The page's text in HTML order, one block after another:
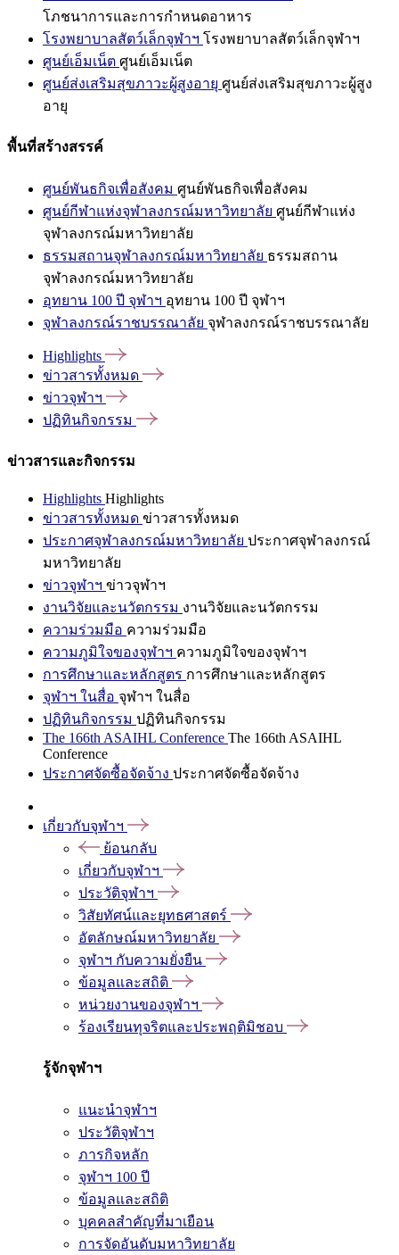
โภชนาการและการกำหนดอาหาร
โรงพยาบาลสัตว์เล็กจุฬาฯ โรงพยาบาลสัตว์เล็กจุฬาฯ
ศูนย์เอ็มเน็ต ศูนย์เอ็มเน็ต
ศูนย์ส่งเสริมสุขภาวะผู้สูงอายุ ศูนย์ส่งเสริมสุขภาวะผู้สูง
อายุ
พื้นที่สร้างสรรค์
ศูนย์พันธกิจเพื่อสังคม ศูนย์พันธกิจเพื่อสังคม
ศูนย์กีฬาแห่งจุฬาลงกรณ์มหาวิทยาลัย ศูนย์กีฬาแห่ง
จุฬาลงกรณ์มหาวิทยาลัย
ธรรมสถานจุฬาลงกรณ์มหาวิทยาลัย ธรรมสถาน
จุฬาลงกรณ์มหาวิทยาลัย
อุทยาน 100 ปี จุฬาฯ อุทยาน 100 ปี จุฬาฯ
จุฬาลงกรณ์ราชบรรณาลัย จุฬาลงกรณ์ราชบรรณาลัย
Highlights
ข่าวสารทั้งหมด
ข่าวจุฬาฯ
ปฏิทินกิจกรรม
ข่าวสารและกิจกรรม
Highlights Highlights
ข่าวสารทั้งหมด ข่าวสารทั้งหมด
ประกาศจุฬาลงกรณ์มหาวิทยาลัย ประกาศจุฬาลงกรณ์
มหาวิทยาลัย
ข่าวจุฬาฯ ข่าวจุฬาฯ
งานวิจัยและนวัตกรรม งานวิจัยและนวัตกรรม
ความร่วมมือ ความร่วมมือ
ความภูมิใจของจุฬาฯ ความภูมิใจของจุฬาฯ
การศึกษาและหลักสูตร การศึกษาและหลักสูตร
จุฬาฯ ในสื่อ จุฬาฯ ในสื่อ
ปฏิทินกิจกรรม ปฏิทินกิจกรรม
The 166th ASAIHL Conference The 166th ASAIHL
Conference
ประกาศจัดซื้อจัดจ้าง ประกาศจัดซื้อจัดจ้าง
เกี่ยวกับจุฬาฯ
ย้อนกลับ
เกี่ยวกับจุฬาฯ
ประวัติจุฬาฯ
วิสัยทัศน์และยุทธศาสตร์
อัตลักษณ์มหาวิทยาลัย
จุฬาฯ กับความยั่งยืน
ข้อมูลและสถิติ
หน่วยงานของจุฬาฯ
ร้องเรียนทุจริตและประพฤติมิชอบ
รู้จักจุฬาฯ
แนะนำจุฬาฯ
ประวัติจุฬาฯ
ภารกิจหลัก
จุฬาฯ 100 ปี
ข้อมูลและสถิติ
บุคคลสำคัญที่มาเยือน
การจัดอันดับมหาวิทยาลัย